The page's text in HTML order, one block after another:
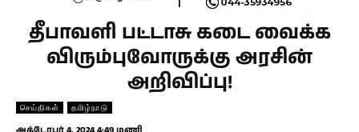
தீபாவளி பட்டாசு கடை வைக்க
விரும்புவோருக்கு அரசின்
அறிவிப்பு!
செய்திகள் தமிழ்நாடு